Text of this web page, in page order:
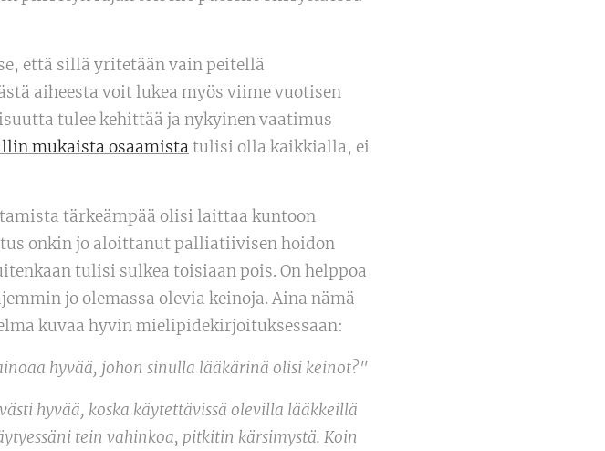
että sillä yritetään vain peitellä
aiheesta voit lukea myös viime vuotisen
tulee kehittää ja nykyinen vaatimus
mukaista osaamista tulisi olla kaikkialla, ei
tärkeämpää olisi laittaa kuntoon
onkin jo aloittanut palliatiivisen hoidon
tulisi sulkea toisiaan pois. On helppoa
jo olemassa olevia keinoja. Aina nämä
kuvaa hyvin mielipidekirjoituksessaan:
hyvää, johon sinulla lääkärinä olisi keinot?"
hyvää, koska käytettävissä olevilla lääkkeillä
tein vahinkoa, pitkitin kärsimystä. Koin